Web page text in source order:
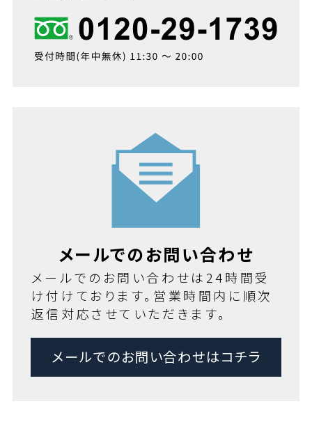
メールでのお問い合わせ
メールでのお問い合わせは24時間受
け付けております。営業時間内に順次
返信対応させていただきます。
メールでのお問い合わせはコチラ